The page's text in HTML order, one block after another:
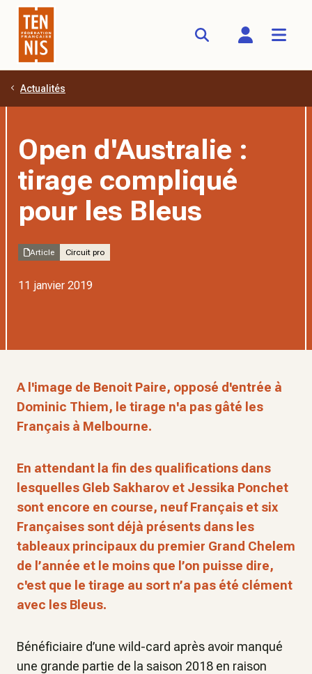
Aller au contenu principal
Actualités
Open d'Australie :
tirage compliqué
pour les Bleus
Article Circuit pro
11 janvier 2019
A l'image de Benoit Paire, opposé d'entrée à
Dominic Thiem, le tirage n'a pas gâté les
Français à Melbourne.
En attendant la fin des qualifications dans
lesquelles Gleb Sakharov et Jessika Ponchet
sont encore en course, neuf Français et six
Françaises sont déjà présents dans les
tableaux principaux du premier Grand Chelem
de l’année et le moins que l’on puisse dire,
c'est que le tirage au sort n’a pas été clément
avec les Bleus.
Bénéficiaire d’une wild-card après avoir manqué
une grande partie de la saison 2018 en raison